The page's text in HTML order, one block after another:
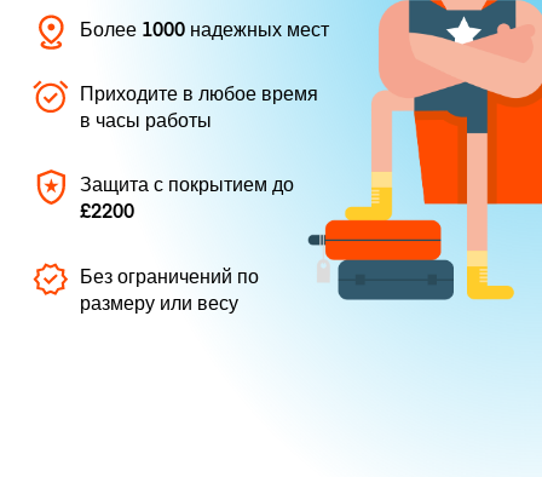
Более 1000 надежных мест
Приходите в любое время
в часы работы
Защита с покрытием до
£2200
Без ограничений по
размеру или весу